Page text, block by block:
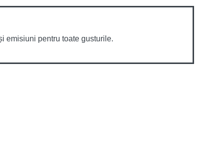
emisiuni pentru toate gusturile.